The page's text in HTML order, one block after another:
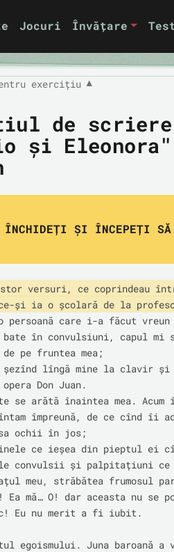
Jocuri Învățare
exercițiu ▼
de
și
ÎNCHIDEȚI ȘI ÎNCEPEȚI SĂ
versuri, ce coprindeau
și ia o școlară de la
persoană care i-a făcut
bate în convulsiuni, capul mi
pe fruntea mea;
șezînd lîngă mine la clavir și
Don Juan.
se arătă înaintea mea. Acum
împreună, de ce cînd îi
ochii în jos;
ce ieșea din pieptul ei
convulsii și palpitațiuni ce
meu, străbătea frumosul
Ea mă… O! dar aceasta nu se
Eu nu merit a fi iubit.
egoismului. Juna baroană a